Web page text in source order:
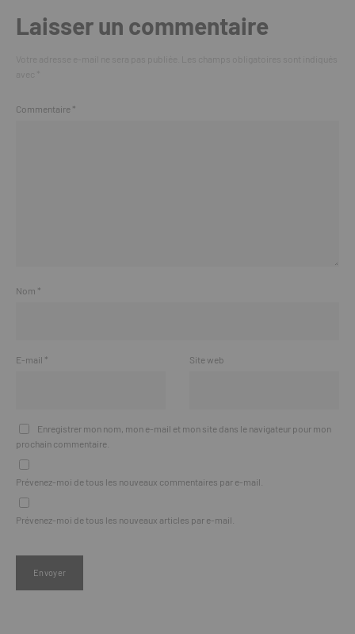
Laisser un commentaire
Commentaire *
Nom *
E-mail * Site web
Enregistrer mon nom, mon e-mail et mon site dans le navigateur pour mon
prochain commentaire.
Prévenez-moi de tous les nouveaux commentaires par e-mail.
Prévenez-moi de tous les nouveaux articles par e-mail.